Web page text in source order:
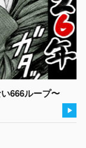
666ループ〜